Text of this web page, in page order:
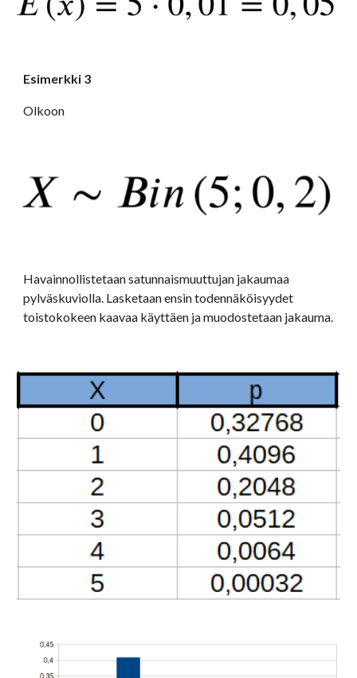
Esimerkki 3
Olkoon
Havainnollistetaan satunnaismuuttujan jakaumaa
pylväskuviolla. Lasketaan ensin todennäköisyydet
toistokokeen kaavaa käyttäen ja muodostetaan jakauma.